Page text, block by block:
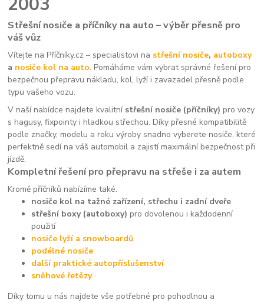
Střešní nosiče a příčníky na auto – výběr přesně pro
váš vůz
Vítejte na Příčníky.cz – specialistovi na střešní nosiče, autoboxy
a nosiče kol na auto. Pomáháme vám vybrat správné řešení pro
bezpečnou přepravu nákladu, kol, lyží i zavazadel přesně podle
typu vašeho vozu.
V naší nabídce najdete kvalitní střešní nosiče (příčníky) pro vozy
s hagusy, fixpointy i hladkou střechou. Díky přesné kompatibilitě
podle značky, modelu a roku výroby snadno vyberete nosiče, které
perfektně sedí na váš automobil a zajistí maximální bezpečnost při
jízdě.
Kompletní řešení pro přepravu na střeše i za autem
Kromě příčníků nabízíme také:
nosiče kol na tažné zařízení, střechu i zadní dveře
střešní boxy (autoboxy) pro dovolenou i každodenní
použití
nosiče lyží a snowboardů
podélné nosiče
další praktické autopříslušenství
sněhové řetězy
Díky tomu u nás najdete vše potřebné pro pohodlnou a